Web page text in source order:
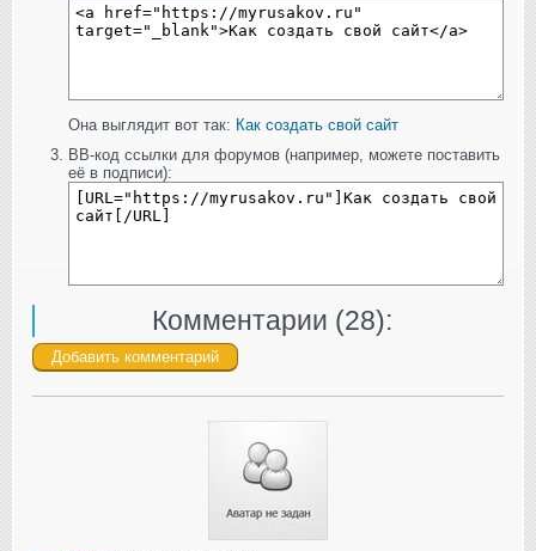
Она выглядит вот так: Как создать свой сайт
BB-код ссылки для форумов (например, можете поставить
её в подписи):
Комментарии (28):